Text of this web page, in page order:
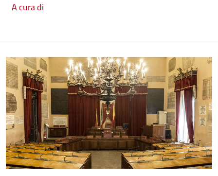
A cura di